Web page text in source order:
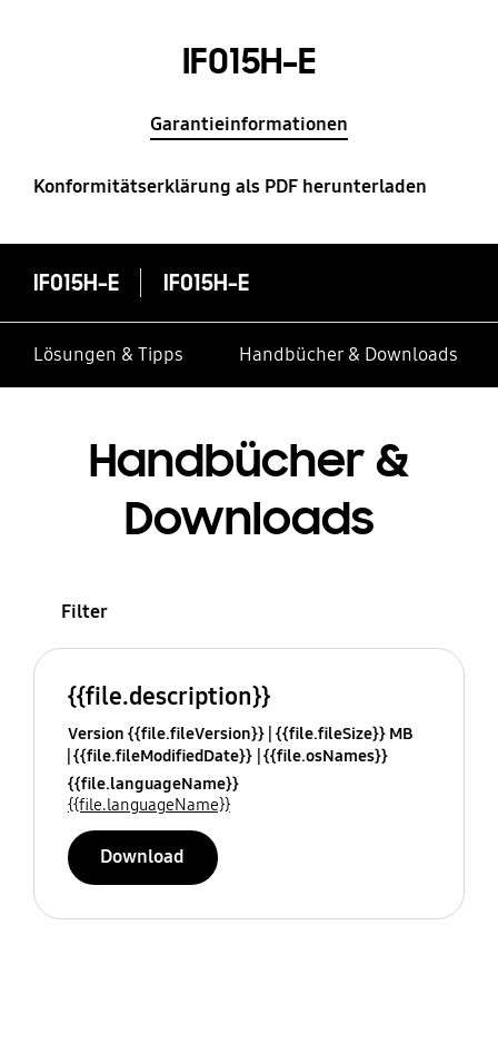
IF015H-E
Garantieinformationen
Konformitätserklärung als PDF herunterladen
IF015H-E IF015H-E
Lösungen & Tipps Handbücher & Downloads
Handbücher &
Downloads
Filter
{{file.description}}
Version {{file.fileVersion}} {{file.fileSize}} MB
{{file.fileModifiedDate}} {{file.osNames}}
{{file.languageName}}
{{file.languageName}}
Download